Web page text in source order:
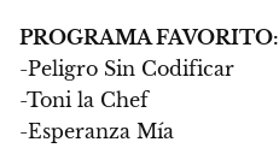
PROGRAMA FAVORITO:
-Peligro Sin Codificar
-Toni la Chef
-Esperanza Mía